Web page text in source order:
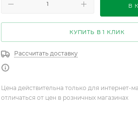
В
КУПИТЬ В 1 КЛИК
Рассчитать доставку
Цена действительна только для интернет-
отличаться от цен в розничных магазинах